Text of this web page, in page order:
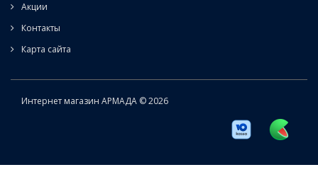
Акции
Контакты
Карта сайта
Интернет магазин АРМАДА © 2026